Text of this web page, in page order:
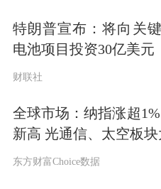
地缘政治事件导致
大头空不敢入场操
不过随着拜登政府
及沙特和伊拉克表
备，原油价格在
特朗普宣布：将向关
电池项目投资30亿美元
财联社
全球市场：纳指涨超1%
新高 光通信、太空板块
东方财富Choice数据